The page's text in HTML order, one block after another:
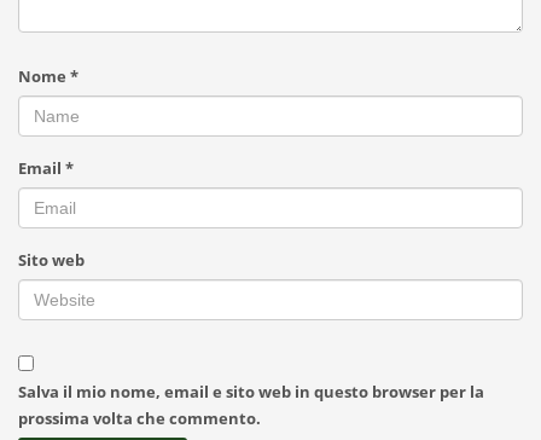
Nome *
Email *
Sito web
Salva il mio nome, email e sito web in questo browser per la
prossima volta che commento.